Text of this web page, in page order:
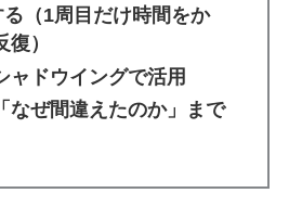
（1周目だけ時間をか
）
ャドウイングで活用
なぜ間違えたのか」まで